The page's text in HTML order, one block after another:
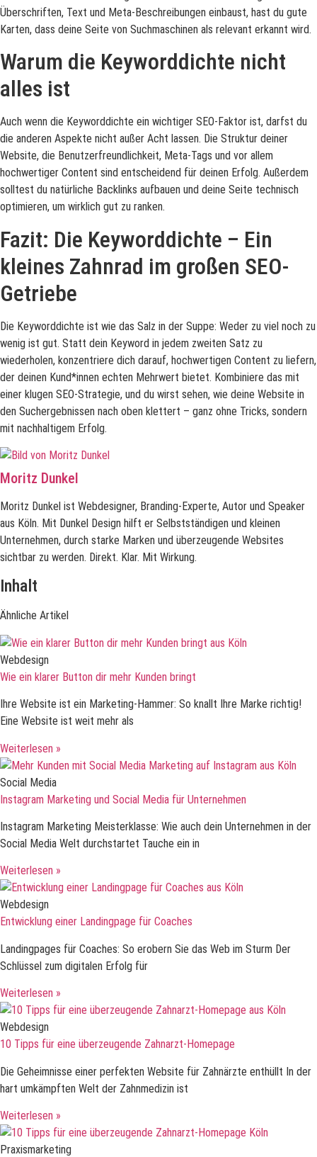
Überschriften, Text und Meta-Beschreibungen einbaust, hast du gute
Karten, dass deine Seite von Suchmaschinen als relevant erkannt wird.
Warum die Keyworddichte nicht
alles ist
Auch wenn die Keyworddichte ein wichtiger SEO-Faktor ist, darfst du
die anderen Aspekte nicht außer Acht lassen. Die Struktur deiner
Website, die Benutzerfreundlichkeit, Meta-Tags und vor allem
hochwertiger Content sind entscheidend für deinen Erfolg. Außerdem
solltest du natürliche Backlinks aufbauen und deine Seite technisch
optimieren, um wirklich gut zu ranken.
Fazit: Die Keyworddichte – Ein
kleines Zahnrad im großen SEO-
Getriebe
Die Keyworddichte ist wie das Salz in der Suppe: Weder zu viel noch zu
wenig ist gut. Statt dein Keyword in jedem zweiten Satz zu
wiederholen, konzentriere dich darauf, hochwertigen Content zu liefern,
der deinen Kund*innen echten Mehrwert bietet. Kombiniere das mit
einer klugen SEO-Strategie, und du wirst sehen, wie deine Website in
den Suchergebnissen nach oben klettert – ganz ohne Tricks, sondern
mit nachhaltigem Erfolg.
Moritz Dunkel
Moritz Dunkel ist Webdesigner, Branding-Experte, Autor und Speaker
aus Köln. Mit Dunkel Design hilft er Selbstständigen und kleinen
Unternehmen, durch starke Marken und überzeugende Websites
sichtbar zu werden. Direkt. Klar. Mit Wirkung.
Inhalt
Ähnliche Artikel
Webdesign
Wie ein klarer Button dir mehr Kunden bringt
Ihre Website ist ein Marketing-Hammer: So knallt Ihre Marke richtig!
Eine Website ist weit mehr als
Weiterlesen »
Social Media
Instagram Marketing und Social Media für Unternehmen
Instagram Marketing Meisterklasse: Wie auch dein Unternehmen in der
Social Media Welt durchstartet Tauche ein in
Weiterlesen »
Webdesign
Entwicklung einer Landingpage für Coaches
Landingpages für Coaches: So erobern Sie das Web im Sturm Der
Schlüssel zum digitalen Erfolg für
Weiterlesen »
Webdesign
10 Tipps für eine überzeugende Zahnarzt-Homepage
Die Geheimnisse einer perfekten Website für Zahnärzte enthüllt In der
hart umkämpften Welt der Zahnmedizin ist
Weiterlesen »
Praxismarketing